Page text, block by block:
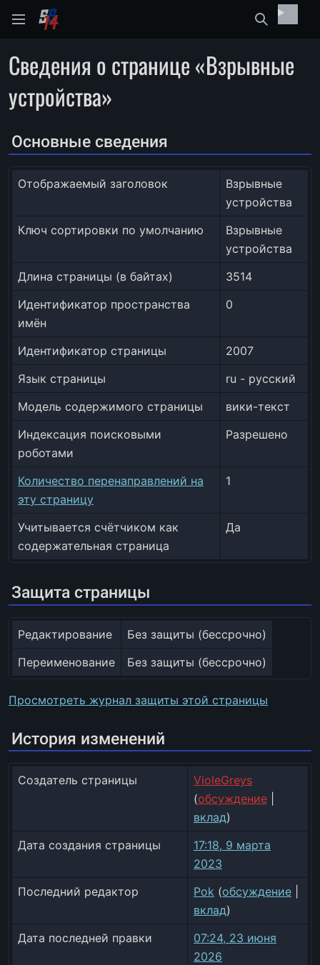
Найти
Сведения о странице «Взрывные
устройства»
Основные сведения
Отображаемый заголовок
Взрывные
устройства
Ключ сортировки по умолчанию
Взрывные
устройства
Длина страницы (в байтах)
3514
Идентификатор пространства
имён
0
Идентификатор страницы
2007
Язык страницы
ru - русский
Модель содержимого страницы
вики-текст
Индексация поисковыми
роботами
Разрешено
Количество перенаправлений на
эту страницу
1
Учитывается счётчиком как
содержательная страница
Да
Защита страницы
Редактирование
Без защиты (бессрочно)
Переименование
Без защиты (бессрочно)
Просмотреть журнал защиты этой страницы
История изменений
Создатель страницы
VioleGreys
(обсуждение
вклад)
Дата создания страницы
17:18, 9 марта
2023
Последний редактор
Pok (обсуждение
вклад)
Дата последней правки
07:24, 23 июня
2026